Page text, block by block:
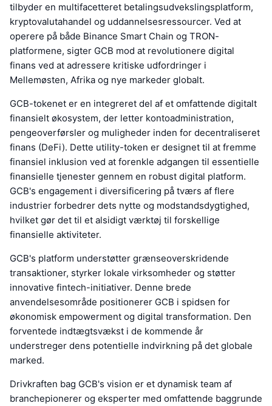
tilbyder en multifacetteret betalingsudvekslingsplatform,
kryptovalutahandel og uddannelsesressourcer. Ved at
operere på både Binance Smart Chain og TRON-
platformene, sigter GCB mod at revolutionere digital
finans ved at adressere kritiske udfordringer i
Mellemøsten, Afrika og nye markeder globalt.
GCB-tokenet er en integreret del af et omfattende digitalt
finansielt økosystem, der letter kontoadministration,
pengeoverførsler og muligheder inden for decentraliseret
finans (DeFi). Dette utility-token er designet til at fremme
finansiel inklusion ved at forenkle adgangen til essentielle
finansielle tjenester gennem en robust digital platform.
GCB's engagement i diversificering på tværs af flere
industrier forbedrer dets nytte og modstandsdygtighed,
hvilket gør det til et alsidigt værktøj til forskellige
finansielle aktiviteter.
GCB's platform understøtter grænseoverskridende
transaktioner, styrker lokale virksomheder og støtter
innovative fintech-initiativer. Denne brede
anvendelsesområde positionerer GCB i spidsen for
økonomisk empowerment og digital transformation. Den
forventede indtægtsvækst i de kommende år
understreger dens potentielle indvirkning på det globale
marked.
Drivkraften bag GCB's vision er et dynamisk team af
branchepionerer og eksperter med omfattende baggrunde